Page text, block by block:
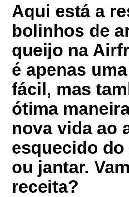
Aqui está a
bolinhos de
queijo na
é apenas uma
fácil, mas
ótima
nova vida ao
esquecido do
ou jantar.
receita?